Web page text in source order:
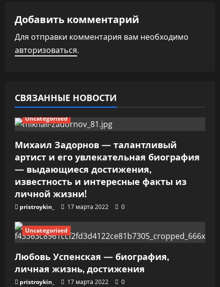
и
я
з
а
п
и
с
я
м
Добавить комментарий
Для отправки комментария вам необходимо
авторизоваться.
СВЯЗАННЫЕ НОВОСТИ
Uncategorised
Михаил Задорнов — талантливый
артист и его увлекательная биография
— выдающиеся достижения,
известность и интересные факты из
личной жизни!
pristroykin_ 17 марта 2022 0
Uncategorised
Любовь Успенская — биография,
личная жизнь, достижения
pristroykin_ 17 марта 2022
0